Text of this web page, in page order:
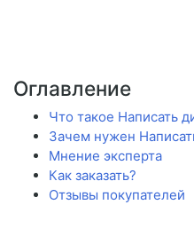
Оглавление
Что такое Написать
Зачем нужен
Мнение эксперта
Как заказать?
Отзывы покупателей